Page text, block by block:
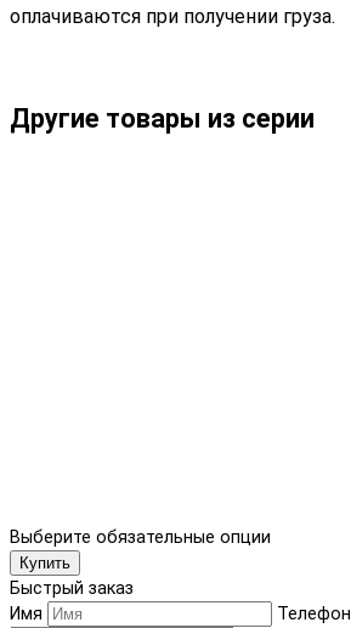
оплачиваются при получении груза.
Другие товары из серии
Выберите обязательные опции
Купить
Быстрый заказ
Имя
Телефон